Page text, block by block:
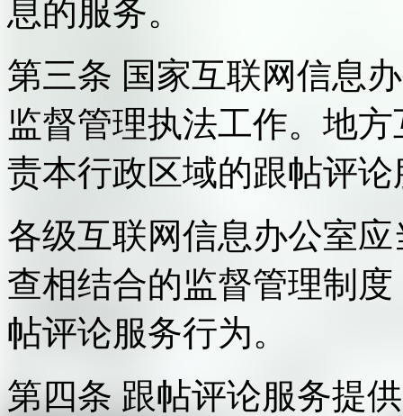
息的服务。
第三条 国家互联网信息
监督管理执法工作。地
责本行政区域的跟帖评
各级互联网信息办公室
查相结合的监督管理制
帖评论服务行为。
第四条 跟帖评论服务提